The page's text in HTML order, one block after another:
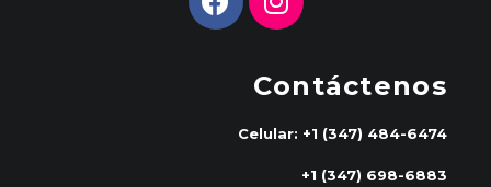
Contáctenos
Celular: +1 (347) 484-6474
+1 (347) 698-6883